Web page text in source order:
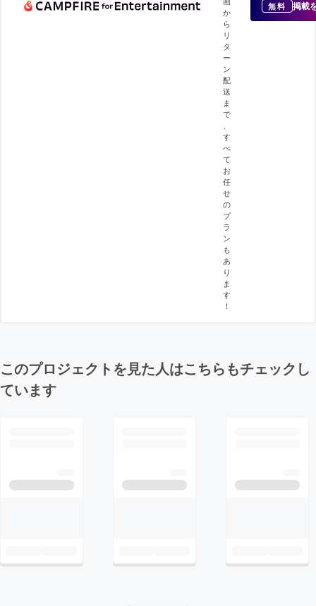
か
ら
リ
タ
ー
ン
配
送
ま
で
す
べ
て
お
任
せ
の
プ
ラ
ン
も
あ
り
ま
す
！
無料 掲載
このプロジェクトを見た人はこちらもチェックし
ています